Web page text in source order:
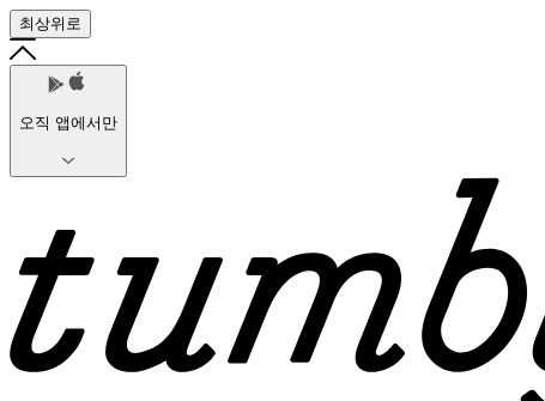
최상위로
오직 앱에서만